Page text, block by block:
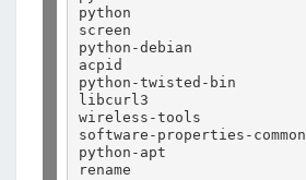
python
screen
python-debian
acpid
python-twisted-bin
libcurl3
wireless-tools
software-properties-common
python-apt
rename